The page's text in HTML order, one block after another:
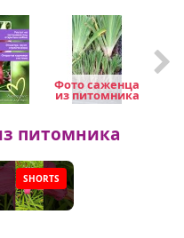
Фото саженца
из питомника
питомника
SHORTS